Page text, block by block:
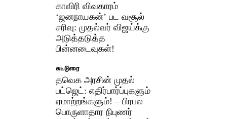
காவிரி விவகாரம்
‘ஜனநாயகன்’ பட வசூல்
சரிவு: முதல்வர் விஜய்க்கு
அடுத்தடுத்த
பின்னடைவுகள்!
கட்டுரை
தவெக அரசின் முதல்
பட்ஜெட்: எதிர்பார்ப்புகளும்
ஏமாற்றங்களும்! – பிரபல
பொருளாதார நிபுணர்